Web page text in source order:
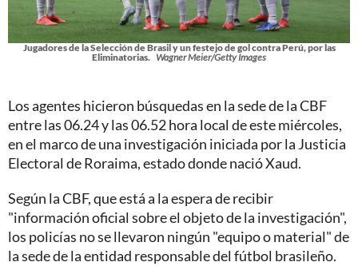
Jugadores de la Selección de Brasil y un festejo de gol contra Perú, por las
Eliminatorias. Wagner Meier/Getty Images
Los agentes hicieron búsquedas en la sede de la CBF
entre las 06.24 y las 06.52 hora local de este miércoles,
en el marco de una investigación iniciada por la Justicia
Electoral de Roraima, estado donde nació Xaud.
Según la CBF, que está a la espera de recibir
"información oficial sobre el objeto de la investigación",
los policías no se llevaron ningún "equipo o material" de
la sede de la entidad responsable del fútbol brasileño.